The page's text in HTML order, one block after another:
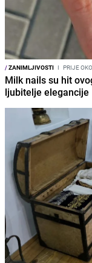
/ZANIMLJIVOSTI I PRIJE
Milk nails su hit
ljubitelje elegancije